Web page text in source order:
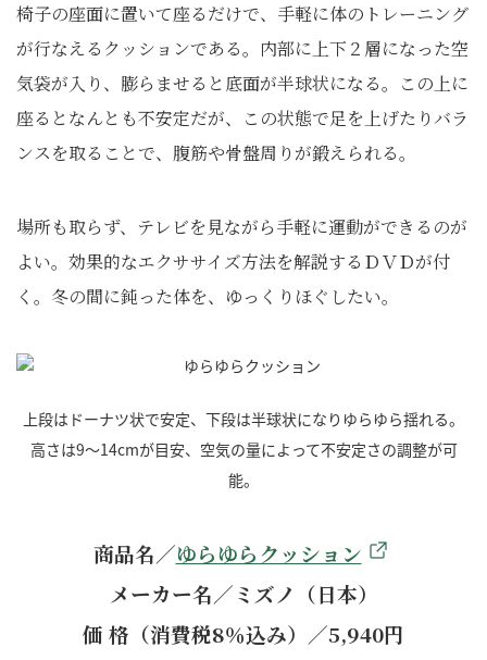
椅子の座面に置いて座るだけで、手軽に体のトレーニング
が行なえるクッションである。内部に上下２層になった空
気袋が入り、膨らませると底面が半球状になる。この上に
座るとなんとも不安定だが、この状態で足を上げたりバラ
ンスを取ることで、腹筋や骨盤周りが鍛えられる。
場所も取らず、テレビを見ながら手軽に運動ができるのが
よい。効果的なエクササイズ方法を解説するＤＶＤが付
く。冬の間に鈍った体を、ゆっくりほぐしたい。
上段はドーナツ状で安定、下段は半球状になりゆらゆら揺れる。
高さは9～14cmが目安、空気の量によって不安定さの調整が可
能。
商品名／ゆらゆらクッション
メーカー名／ミズノ（日本）
価 格（消費税8％込み）／5,940円